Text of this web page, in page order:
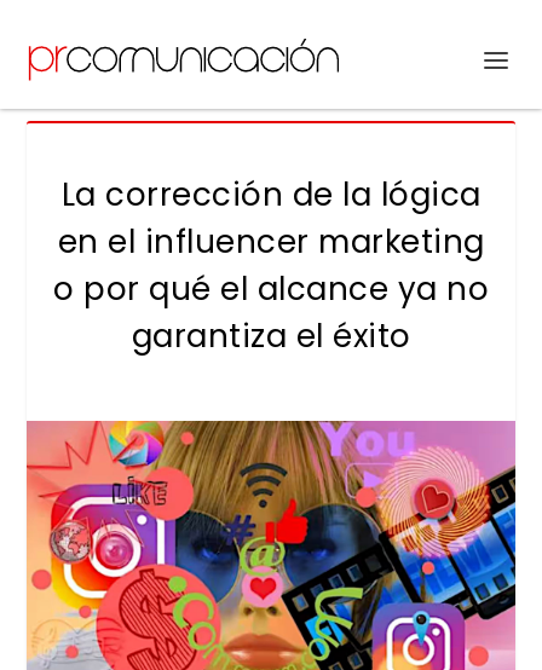
La corrección de la lógica
en el influencer marketing
o por qué el alcance ya no
garantiza el éxito